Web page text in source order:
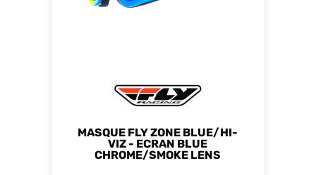
MASQUE FLY ZONE BLUE/HI-
VIZ - ECRAN BLUE
CHROME/SMOKE LENS